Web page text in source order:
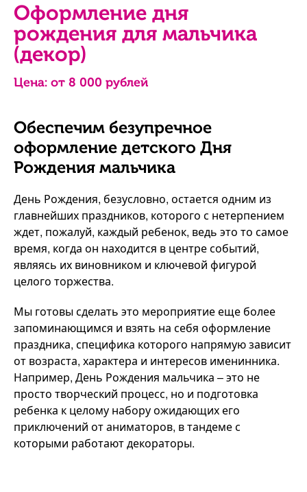
Оформление дня
рождения для мальчика
(декор)
Цена: от 8 000 рублей
Обеспечим безупречное
оформление детского Дня
Рождения мальчика
День Рождения, безусловно, остается одним из
главнейших праздников, которого с нетерпением
ждет, пожалуй, каждый ребенок, ведь это то самое
время, когда он находится в центре событий,
являясь их виновником и ключевой фигурой
целого торжества.
Мы готовы сделать это мероприятие еще более
запоминающимся и взять на себя оформление
праздника, специфика которого напрямую зависит
от возраста, характера и интересов именинника.
Например, День Рождения мальчика – это не
просто творческий процесс, но и подготовка
ребенка к целому набору ожидающих его
приключений от аниматоров, в тандеме с
которыми работают декораторы.